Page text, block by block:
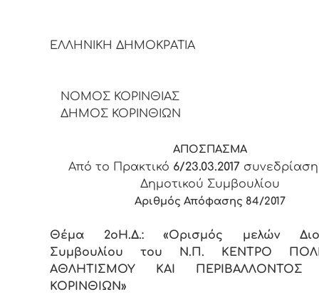
ΕΛΛΗΝΙΚΗ ΔΗΜΟΚΡΑΤΙΑ
ΝΟΜΟΣ ΚΟΡΙΝΘΙΑΣ
ΔΗΜΟΣ ΚΟΡΙΝΘΙΩΝ
ΑΠΟΣΠΑΣΜΑ
Από το Πρακτικό 6/23.03.2017
Δημοτικού Συμβουλίου
Αριθμός Απόφασης 84/2017
Θέμα 2oΗ.Δ.: «Ορισμός μελών
Συμβουλίου του Ν.Π. ΚΕΝΤΡΟ
ΑΘΛΗΤΙΣΜΟΥ ΚΑΙ ΠΕΡΙΒΑΛΛΟΝΤΟΣ
ΚΟΡΙΝΘΙΩΝ»